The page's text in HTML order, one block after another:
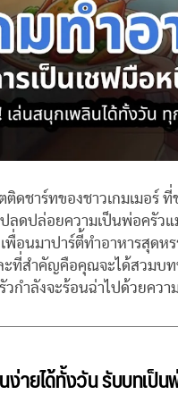
ดชาร์ทของชาวเกมเมอร์
ลดปล่อยความเป็นพ่อครัว
พื่อนมาปาร์ตี้ทำอาหารสุดห
ะที่สำคัญคือคุณจะได้สวมบ
วกำลังจะร้อนฉ่าไปด้วยควา
ง่ายได้ทั้งวัน รับบทเป็